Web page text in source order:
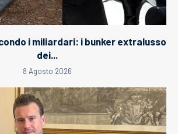
i miliardari: i bunker extralusso
dei...
8 Agosto 2026